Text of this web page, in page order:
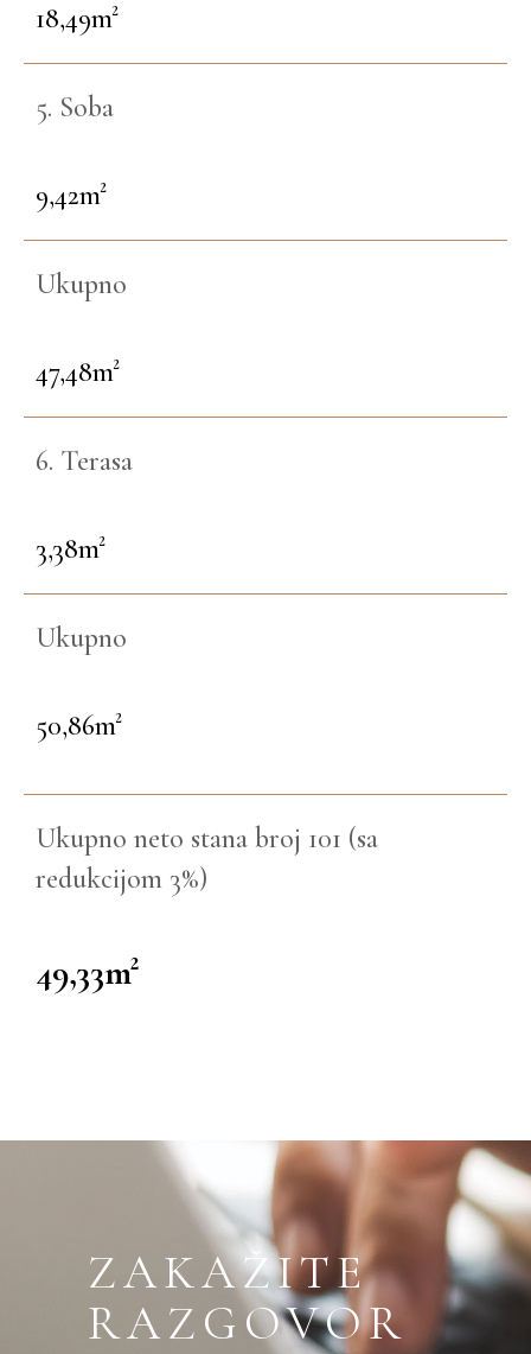
18,49m²
5. Soba
9,42m²
Ukupno
47,48m²
6. Terasa
3,38m²
Ukupno
50,86m²
Ukupno neto stana broj 101 (sa
redukcijom 3%)
49,33m²
ZAKAŽITE
RAZGOVOR